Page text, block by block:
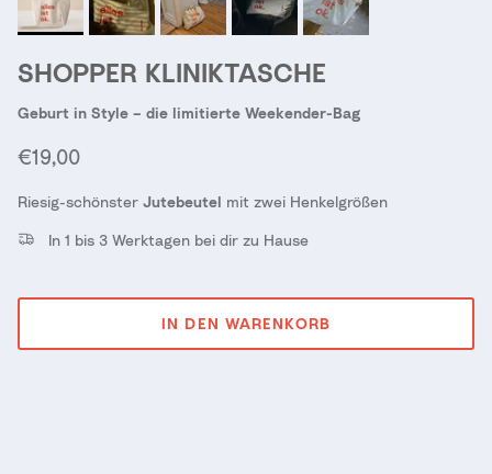
SHOPPER KLINIKTASCHE
Geburt in Style – die limitierte Weekender-Bag
Normaler Preis
€19,00
Riesig-schönster Jutebeutel mit zwei Henkelgrößen
In 1 bis 3 Werktagen bei dir zu Hause
IN DEN WARENKORB